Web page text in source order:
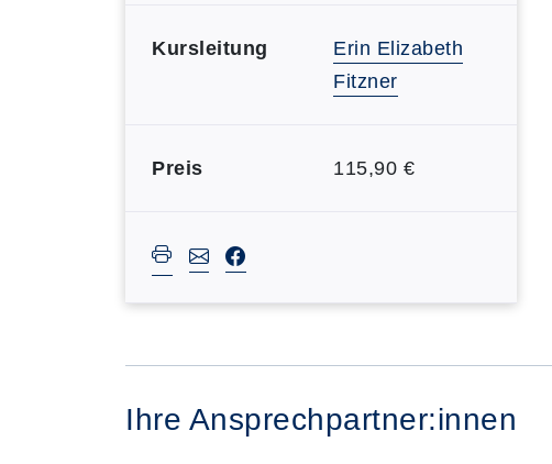
Kursleitung
Erin Elizabeth
Fitzner
Preis 115,90 €
Ihre Ansprechpartner:innen